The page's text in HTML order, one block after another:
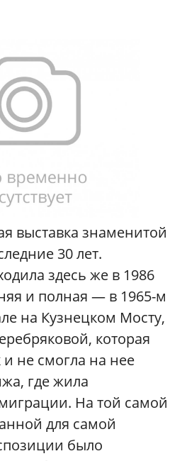
выставка знаменитой
30 лет.
здесь же в 1986
и полная — в 1965-м
на Кузнецком Мосту,
которая
и не смогла на нее
где жила
На той самой
для самой
было